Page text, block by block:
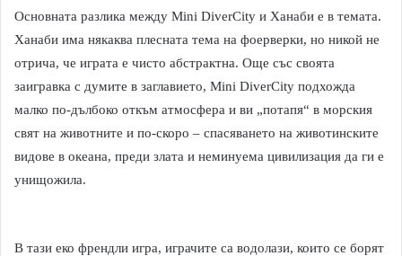
Основната разлика между Mini DiverCity и Ханаби е в темата.
Ханаби има някаква плесната тема на фоерверки, но никой не
отрича, че играта е чисто абстрактна. Още със своята
заигравка с думите в заглавието, Mini DiverCity подхожда
малко по-дълбоко откъм атмосфера и ви „потапя“ в морския
свят на животните и по-скоро – спасяването на животинските
видове в океана, преди злата и неминуема цивилизация да ги е
унищожила.
В тази еко френдли игра, играчите са водолази, които се борят